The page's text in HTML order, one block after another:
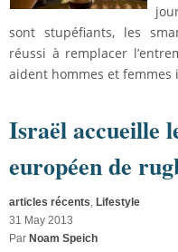
sont stupéfiants, les
réussi à remplacer
aident hommes et femmes
Israël accueille
européen de
articles récents, Lifestyle
31 May 2013
Par Noam Speich